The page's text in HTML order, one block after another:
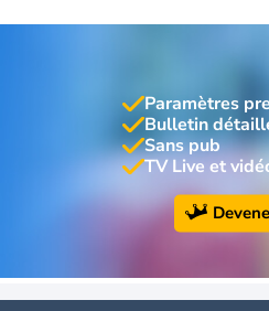
Paramètres
Bulletin
Sans pub
TV Live et